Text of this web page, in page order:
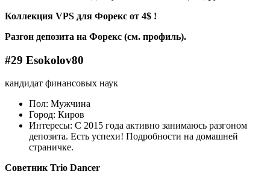
Коллекция VPS для Форекс от 4$ !
Разгон депозита на Форекс (см. профиль).
#29 Esokolov80
кандидат финансовых наук
Пол: Мужчина
Город: Киров
Интересы: С 2015 года активно занимаюсь разгоном
депозита. Есть успехи! Подробности на домашней
страничке.
Советник Trio Dancer